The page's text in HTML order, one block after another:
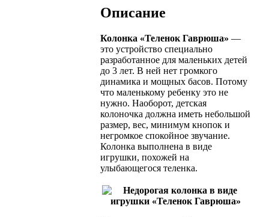
Описание
Колонка «Теленок Гаврюша» —
это устройство специально
разработанное для маленьких детей
до 3 лет. В ней нет громкого
динамика и мощных басов. Потому
что маленькому ребенку это не
нужно. Наоборот, детская
колоночка должна иметь небольшой
размер, вес, минимум кнопок и
негромкое спокойное звучание.
Колонка выполнена в виде
игрушки, похожей на
улыбающегося теленка.